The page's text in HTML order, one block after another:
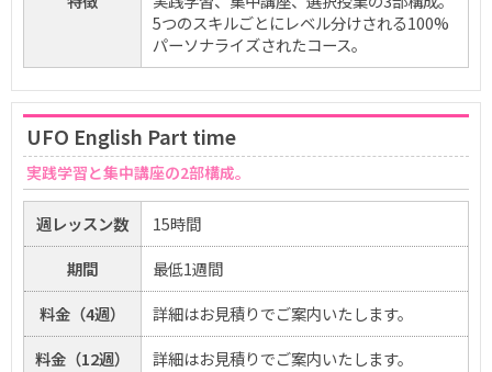
5つのスキルごとにレベル分けされる100%
パーソナライズされたコース。
UFO English Part time
実践学習と集中講座の2部構成。
週レッスン数
15時間
期間
最低1週間
料金（4週）
詳細はお見積りでご案内いたします。
料金（12週）
詳細はお見積りでご案内いたします。